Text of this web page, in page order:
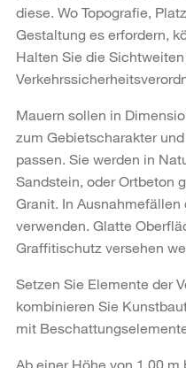
diese. Wo Topografie,
Gestaltung es erfordern,
Halten Sie die
Mauern sollen in
zum Gebietscharakter
passen. Sie werden in
Sandstein, oder Ortbeton
Granit. In Ausnahmefällen
verwenden. Glatte
Graffitischutz versehen
Setzen Sie Elemente der
kombinieren Sie
mit
Ab einer Höhe von 1.00